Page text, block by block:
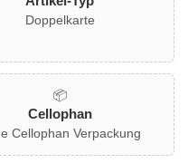
Doppelkarte
📦
Cellophan
Cellophan Verpackung